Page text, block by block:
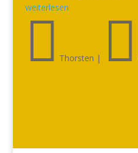
weiterlesen
 Thorsten | 